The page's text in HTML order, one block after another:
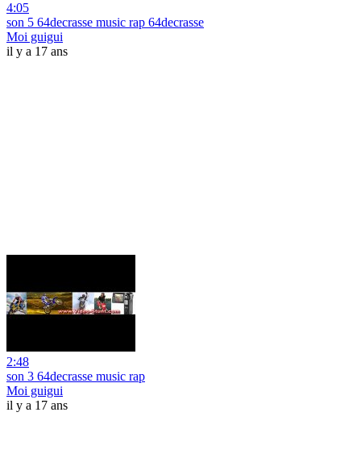
4:05
son 5 64decrasse music rap 64decrasse
Moi guigui
il y a 17 ans
2:48
son 3 64decrasse music rap
Moi guigui
il y a 17 ans